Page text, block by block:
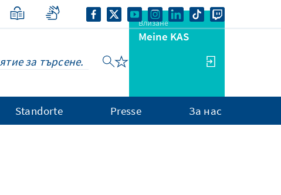
Влизане
Meine KAS
Standorte Presse За нас